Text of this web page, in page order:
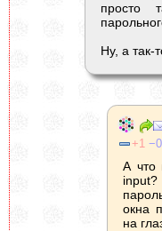
просто
Ну, а так-
1 0
А что
окна
на